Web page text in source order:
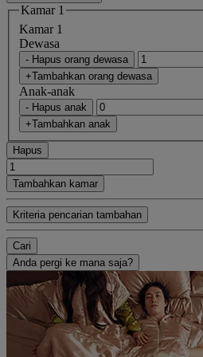
Kamar 1
Kamar 1
Dewasa
- Hapus orang dewasa
+Tambahkan orang dewasa
Anak-anak
- Hapus anak
+Tambahkan anak
Hapus
Tambahkan kamar
Kriteria pencarian tambahan
Cari
Anda pergi ke mana saja?